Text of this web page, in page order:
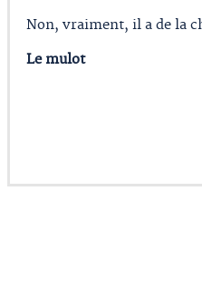
Non, vraiment, il a de la
Le mulot